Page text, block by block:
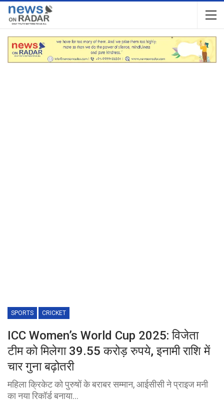
SPORTS CRICKET
ICC Women’s World Cup 2025: विजेता
टीम को मिलेगा 39.55 करोड़ रुपये, इनामी राशि में
चार गुना बढ़ोतरी
महिला क्रिकेट को पुरुषों के बराबर सम्मान, आईसीसी ने प्राइज मनी
का नया रिकॉर्ड बनाया...